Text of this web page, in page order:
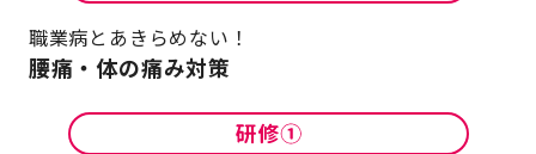
職業病とあきらめない！
腰痛・体の痛み対策